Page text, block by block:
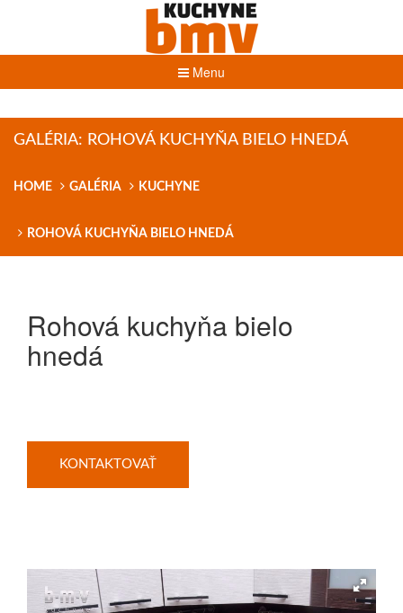
Menu
GALÉRIA: ROHOVÁ KUCHYŇA BIELO HNEDÁ
HOME GALÉRIA KUCHYNE
ROHOVÁ KUCHYŇA BIELO HNEDÁ
Rohová kuchyňa bielo
hnedá
KONTAKTOVAŤ